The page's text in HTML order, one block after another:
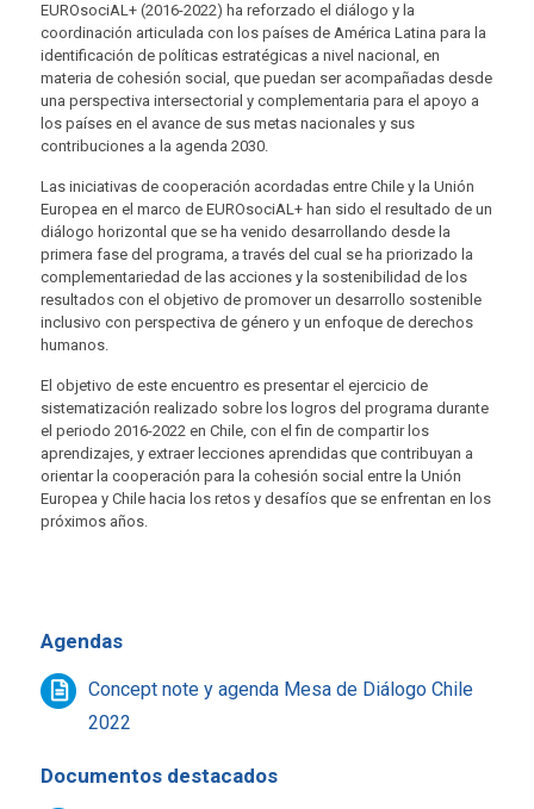
EUROsociAL+ (2016-2022) ha reforzado el diálogo y la
coordinación articulada con los países de América Latina para la
identificación de políticas estratégicas a nivel nacional, en
materia de cohesión social, que puedan ser acompañadas desde
una perspectiva intersectorial y complementaria para el apoyo a
los países en el avance de sus metas nacionales y sus
contribuciones a la agenda 2030.
Las iniciativas de cooperación acordadas entre Chile y la Unión
Europea en el marco de EUROsociAL+ han sido el resultado de un
diálogo horizontal que se ha venido desarrollando desde la
primera fase del programa, a través del cual se ha priorizado la
complementariedad de las acciones y la sostenibilidad de los
resultados con el objetivo de promover un desarrollo sostenible
inclusivo con perspectiva de género y un enfoque de derechos
humanos.
El objetivo de este encuentro es presentar el ejercicio de
sistematización realizado sobre los logros del programa durante
el periodo 2016-2022 en Chile, con el fin de compartir los
aprendizajes, y extraer lecciones aprendidas que contribuyan a
orientar la cooperación para la cohesión social entre la Unión
Europea y Chile hacia los retos y desafíos que se enfrentan en los
próximos años.
Agendas
Concept note y agenda Mesa de Diálogo Chile
2022
Documentos destacados